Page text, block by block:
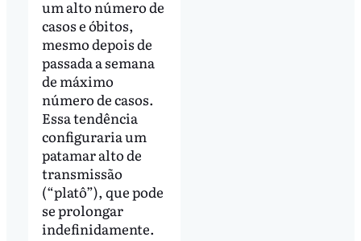
um alto número de
casos e óbitos,
mesmo depois de
passada a semana
de máximo
número de casos.
Essa tendência
configuraria um
patamar alto de
transmissão
(“platô”), que pode
se prolongar
indefinidamente.